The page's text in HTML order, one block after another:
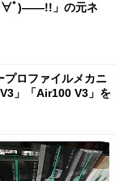
∀ﾟ)――!!」の元ネ
ロファイルメカニ
」「Air100 V3」を